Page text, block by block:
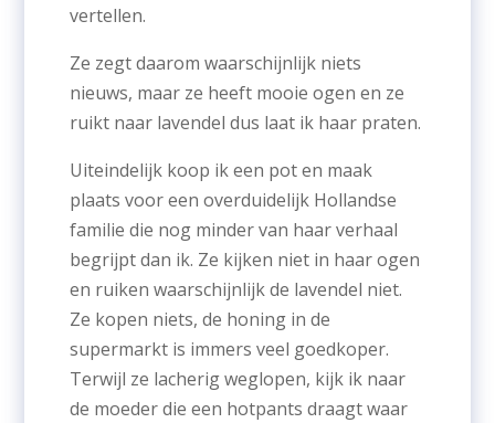
vertellen.
Ze zegt daarom waarschijnlijk niets
nieuws, maar ze heeft mooie ogen en ze
ruikt naar lavendel dus laat ik haar praten.
Uiteindelijk koop ik een pot en maak
plaats voor een overduidelijk Hollandse
familie die nog minder van haar verhaal
begrijpt dan ik. Ze kijken niet in haar ogen
en ruiken waarschijnlijk de lavendel niet.
Ze kopen niets, de honing in de
supermarkt is immers veel goedkoper.
Terwijl ze lacherig weglopen, kijk ik naar
de moeder die een hotpants draagt waar